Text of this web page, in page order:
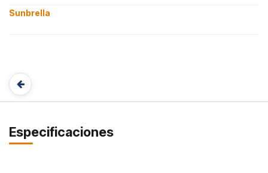
Sunbrella
Especificaciones